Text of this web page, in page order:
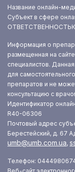
Название онлайн-
Субъект в сфере
Информация о
размещенная на
специалистов.
для
препаратов и не
консультацию с
Идентификатор
R40-06306
Почтовый адрес
Берестейский, д. 67
umb@umb.com.ua,
Телефон: